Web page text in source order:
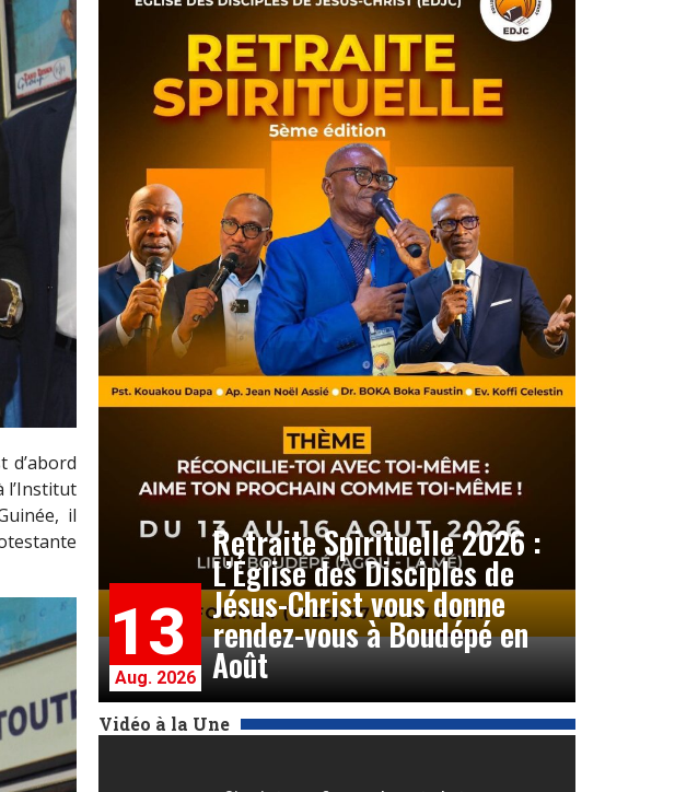
13
Aug. 2026
Retraite Spirituelle 2026 :
L’Église des Disciples de
Jésus-Christ vous donne
rendez-vous à Boudépé en
Août
Vidéo à la Une
d’abord
l’Institut
il